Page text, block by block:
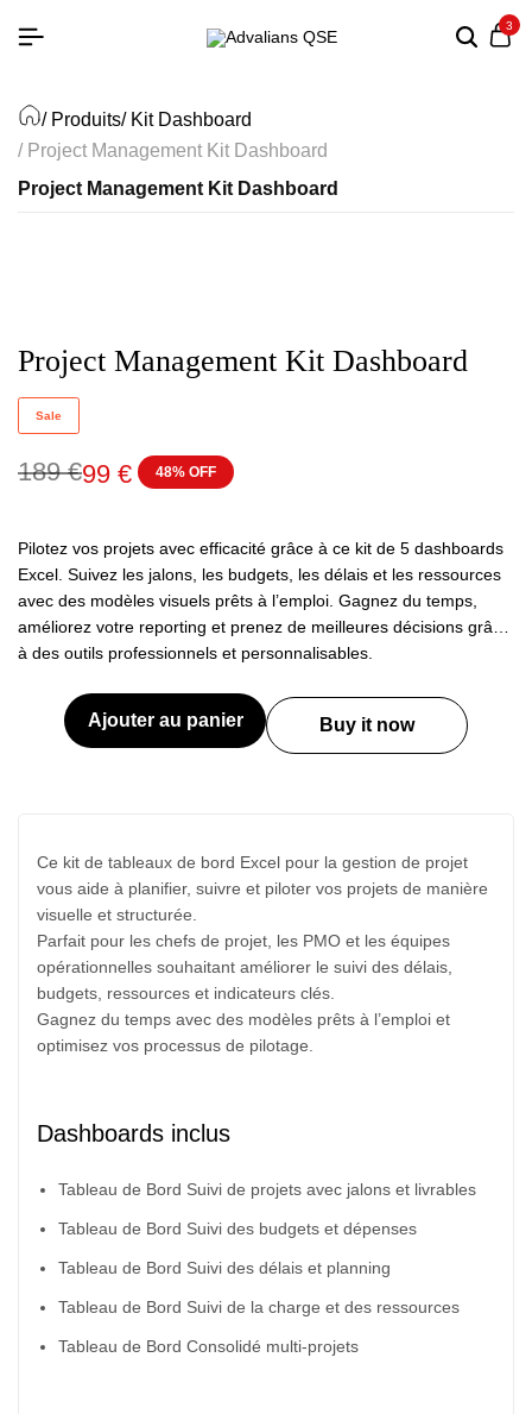
3
/ Produits/ Kit Dashboard
/ Project Management Kit Dashboard
Project Management Kit Dashboard
Project Management Kit Dashboard
Sale
189€99 € 48% OFF
Pilotez vos projets avec efficacité grâce à ce kit de 5 dashboards
Excel. Suivez les jalons, les budgets, les délais et les ressources
avec des modèles visuels prêts à l’emploi. Gagnez du temps,
améliorez votre reporting et prenez de meilleures décisions grâce
à des outils professionnels et personnalisables.
Ajouter au panier Buy it now
Ce kit de tableaux de bord Excel pour la gestion de projet
vous aide à planifier, suivre et piloter vos projets de manière
visuelle et structurée.
Parfait pour les chefs de projet, les PMO et les équipes
opérationnelles souhaitant améliorer le suivi des délais,
budgets, ressources et indicateurs clés.
Gagnez du temps avec des modèles prêts à l’emploi et
optimisez vos processus de pilotage.
Dashboards inclus
Tableau de Bord Suivi de projets avec jalons et livrables
Tableau de Bord Suivi des budgets et dépenses
Tableau de Bord Suivi des délais et planning
Tableau de Bord Suivi de la charge et des ressources
Tableau de Bord Consolidé multi-projets